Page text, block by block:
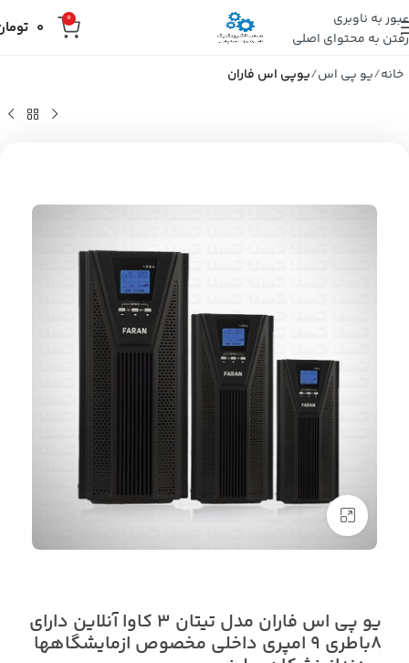
عبور به ناوبری
رفتن به محتوای اصلی
0
0
خانه یو پی اس یوپی اس فاران
بزرگنمایی تصویر
یو پی اس فاران مدل تیتان 3 کاوا آنلاین دارای
8باطری 9 امپری داخلی مخصوص ازمایشگاهها